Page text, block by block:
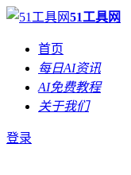
51工具网
首页
每日AI资讯
AI免费教程
关于我们
登录